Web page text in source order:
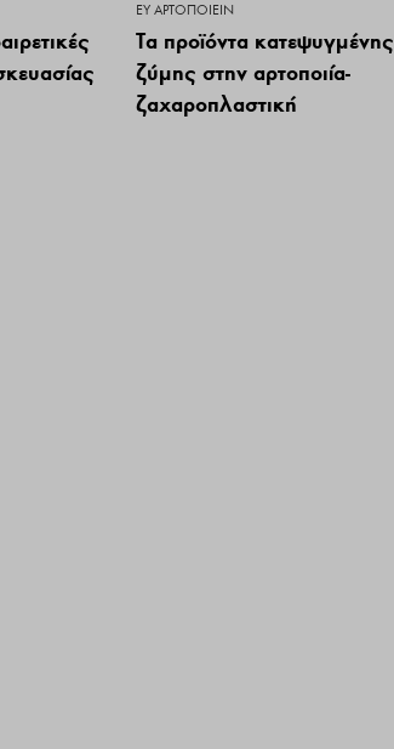
ΕΥ ΑΡΤΟΠΟΙΕΊΝ
Τα προϊόντα κατεψυγμένης
ζύμης στην αρτοποιία-
ζαχαροπλαστική